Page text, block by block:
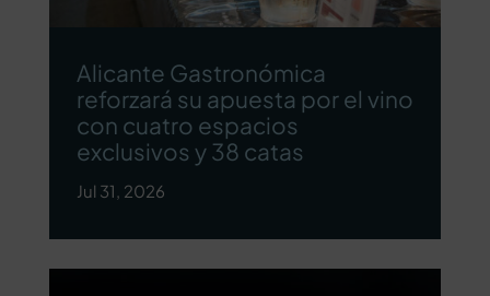
Alicante Gastronómica
reforzará su apuesta por el vino
con cuatro espacios
exclusivos y 38 catas
Jul 31, 2026